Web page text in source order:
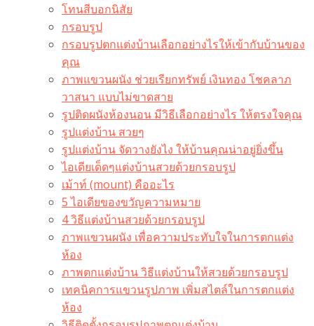
โทนสีบอกนิสัย
กรอบรูป
กรอบรูปตกแต่งบ้านเลือกอย่างไรให้เข้ากับบ้านของ
คุณ
ภาพแขวนผนัง ช่วยเรียกทรัพย์ เงินทอง โชคลาภ
วาสนา แบบไม่ขาดสาย
รูปติดผนังห้องนอน มีวิธีเลือกอย่างไร ให้ตรงใจคุณ
รูปแต่งบ้าน สวยๆ
รูปแต่งบ้าน จัดวางยังไง ให้บ้านคุณน่าอยู่ยิ่งขึ้น
ไอเดียเด็ดๆแต่งบ้านสวยด้วยกรอบรูป
เม้าท์ (mount) คืออะไร​
5 ไอเดียของขวัญความหมาย
4 วิธีแต่งบ้านสวยด้วยกรอบรูป
ภาพแขวนผนัง เพื่อความประทับใจในการตกแต่ง
ห้อง
ภาพตกแต่งบ้าน วิธีแต่งบ้านให้สวยด้วยกรอบรูป
เทคนิคการแขวนรูปภาพ เพิ่มสไตล์ในการตกแต่ง
ห้อง